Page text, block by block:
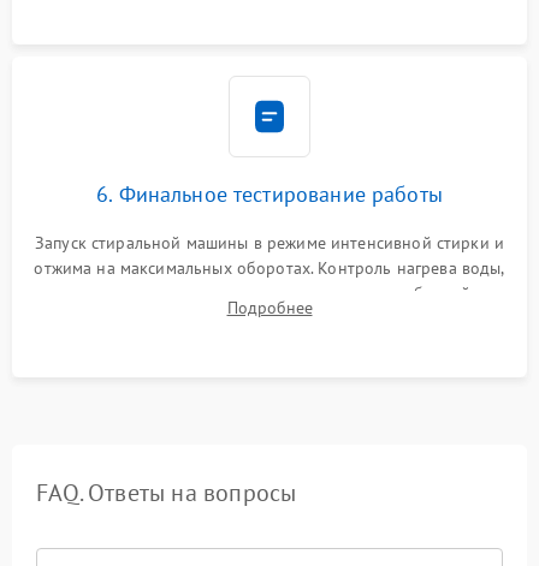
6. Финальное тестирование работы
Запуск стиральной машины в режиме интенсивной стирки и
отжима на максимальных оборотах. Контроль нагрева воды,
корректности слива, отсутствия излишних вибраций,
посторонних стуков и протечек под корпусом.
Подробнее
FAQ. Ответы на вопросы